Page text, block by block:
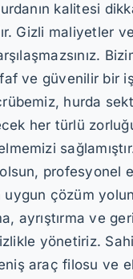
kalitesi
Gizli maliyetler
ve güvenilir bir
hurda
her türlü
profesyonel
uygun çözüm
ayrıştırma ve
yönetiriz.
araç filosu ve